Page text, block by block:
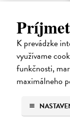
K prevádzke
využívame
funkčnosti,
maximálneho
Franz Kafka|
Notoricky známa